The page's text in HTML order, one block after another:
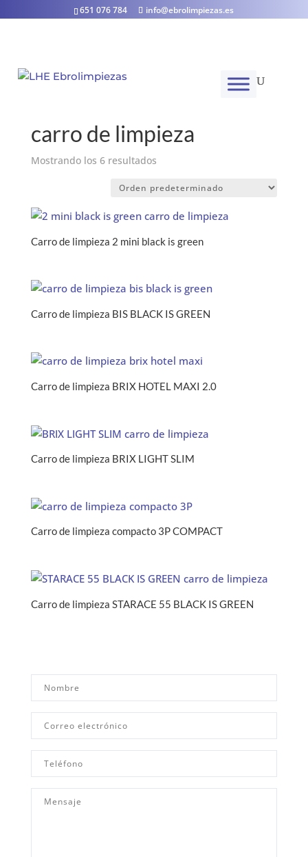
651 076 784 info@ebrolimpiezas.es
carro de limpieza
Mostrando los 6 resultados
Carro de limpieza 2 mini black is green
Carro de limpieza BIS BLACK IS GREEN
Carro de limpieza BRIX HOTEL MAXI 2.0
Carro de limpieza BRIX LIGHT SLIM
Carro de limpieza compacto 3P COMPACT
Carro de limpieza STARACE 55 BLACK IS GREEN